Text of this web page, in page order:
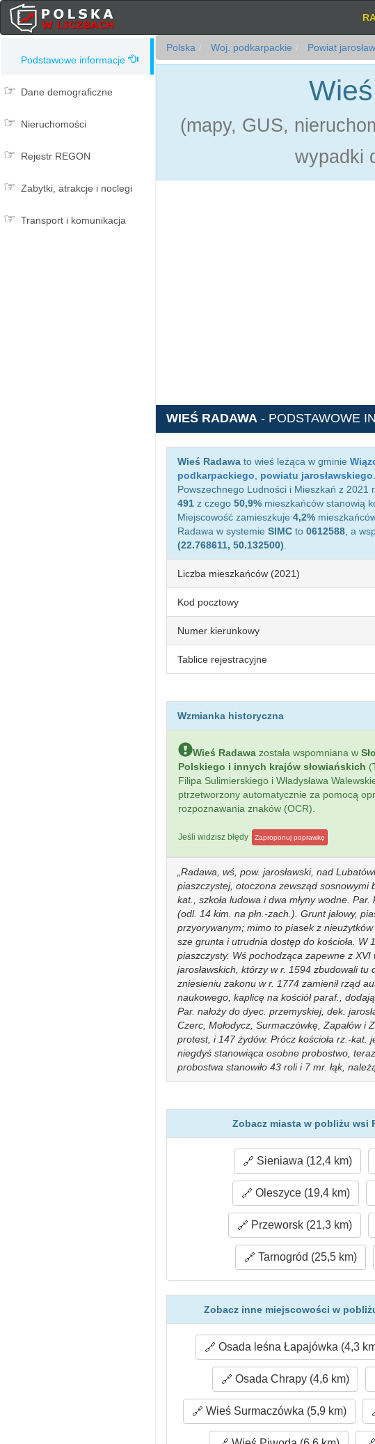
Podstawowe informacje
Dane demograficzne
Nieruchomości
Rejestr REGON
Zabytki, atrakcje i noclegi
Transport i komunikacja
Polska Woj. podkarpackie Powiat
(mapy, GUS,
wypadki
WIEŚ RADAWA - PODSTAWOWE
Wieś Radawa to wieś leżąca w gminie
podkarpackiego
powiatu jarosławskiego
Powszechnego Ludności i Mieszkań z 2021
491 z czego 50,9% mieszkańców stanowią
Miejscowość zamieszkuje 4,2%
Radawa w systemie SIMC to 0612588 , a
(22.768611, 50.132500)
Liczba mieszkańców (2021)
Kod pocztowy
Numer kierunkowy
Tablice rejestracyjne
Wzmianka historyczna
Wieś Radawa została wspomniana w
Polskiego i innych krajów słowiańskich
Filipa Sulimierskiego i Władysława
ptrzetworzony automatycznie za pomocą
rozpoznawania znaków (OCR).
Jeśli widzisz błędy Zaproponuj poprawkę
Radawa, wś, pow. jarosławski, nad
piaszczystej, otoczona zewsząd sosnowymi
kat., szkoła ludowa i dwa młyny wodne.
(odl. 14 kim. na płn.-zach.). Grunt jałowy,
przyorywanym; mimo to piasek z
sze grunta i utrudnia dostęp do kościoła. W
piaszczysty. Wś pochodząca zapewne z XVI
jarosławskich, którzy w r. 1594 zbudowali
zniesieniu zakonu w r. 1774 zamienił rząd
naukowego, kaplicę na kościół paraf.,
Par. nałoży do dyec. przemyskiej, dek.
Czerc, Mołodycz, Surmaczówkę, Zapałów
protest, i 147 żydów. Prócz kościoła rz.-kat.
niegdyś stanowiąca osobne probostwo,
probostwa stanowiło 43 roli i 7 mr. łąk,
gr.-kat. II. ma 134 dm., 753 mk.; obszar
izraelitów (63) przebywa wc wsi. Z obszaru
zalesione zajmują prawic trzy czwarte
mianowicie: 247 roli, 155 łąk, 67 past. i
roli, 165 łąk, 265 past. i 67 mr. lasu. R.
III i Mołodyczem, na zach. z Czerwoną
Wiązownicą.
Zobacz miasta w pobliżu wsi
Sieniawa (12,4 km)
Oleszyce (19,4 km)
Przeworsk (21,3 km)
Tarnogród (25,5 km)
Zobacz inne miejscowości w
Osada leśna Łapajówka (4,3
Osada Chrapy (4,6 km)
Wieś Surmaczówka (5,9 km)